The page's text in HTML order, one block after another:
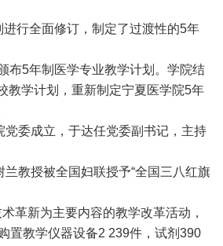
行全面修订，制定了过渡性的5年
布5年制医学专业教学计划。学院结
教学计划，重新制定宁夏医学院5年
委成立，于达任党委副书记，主持
教授被全国妇联授予“全国三八红旗
革新为主要内容的教学改革活动，
置教学仪器设备2 239件，试剂390